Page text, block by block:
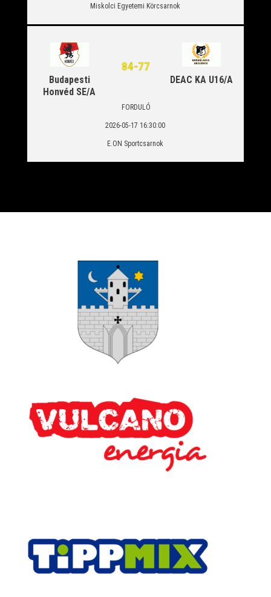
Miskolci Egyetemi Körcsarnok
Budapesti
Honvéd SE/A
84-77
DEAC KA U16/A
FORDULÓ
2026-05-17 16:30:00
E.ON Sportcsarnok